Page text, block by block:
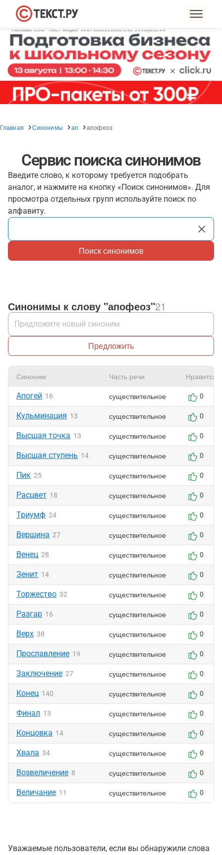
Главная Синонимы ап апофеоз
Сервис поиска синонимов
Введите слово, к которому требуется подобрать
аналог, и нажмите на кнопку «Поиск синонимов». Для
просмотра отдельных групп используйте поиск по
алфавиту.
Поиск синонимов
Синонимы к слову "апофеоз"21
Предложить
Синоним Часть речи Нравится
Апогей 16 существительное 0
Кульминация 13 существительное 0
Высшая точка 13 существительное 0
Высшая ступень 14 существительное 0
Пик 25 существительное 0
Расцвет 18 существительное 0
Триумф 24 существительное 0
Вершина 27 существительное 0
Венец 28 существительное 0
Зенит 14 существительное 0
Торжество 32 существительное 0
Разгар 16 существительное 0
Верх 38 существительное 0
Прославление 19 существительное 0
Заключение 27 существительное 0
Конец 140 существительное 0
Финал 13 существительное 0
Концовка 14 существительное 0
Хвала 34 существительное 0
Возвеличение 8 существительное 0
Величание 11 существительное 0
Уважаемые пользователи, если вы обнаружили слова